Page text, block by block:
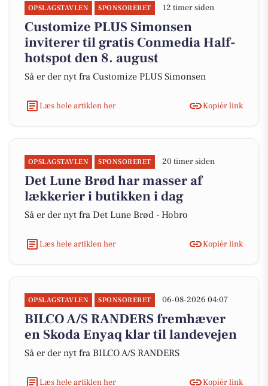
OPSLAGSTAVLEN SPONSORERET 12 timer siden
Customize PLUS Simonsen
inviterer til gratis Conmedia Half-
hotspot den 8. august
Så er der nyt fra Customize PLUS Simonsen
Læs hele artiklen her Kopiér link
OPSLAGSTAVLEN SPONSORERET 20 timer siden
Det Lune Brød har masser af
lækkerier i butikken i dag
Så er der nyt fra Det Lune Brød - Hobro
Læs hele artiklen her Kopiér link
OPSLAGSTAVLEN SPONSORERET 06-08-2026 04:07
BILCO A/S RANDERS fremhæver
en Skoda Enyaq klar til landevejen
Så er der nyt fra BILCO A/S RANDERS
Læs hele artiklen her Kopiér link